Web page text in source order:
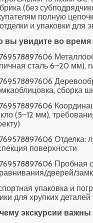
(без
полную
и упаковки для
вы увидите во
сталь 6–20 мм),
сборка
(5–12 мм),
Отделка:
поверхности
Пробная
дверей/
упаковка и
для хрупких деталей
экскурсии